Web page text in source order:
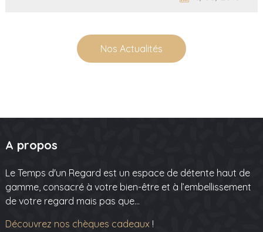
Nos Actualités
A propos
Le Temps d'un Regard est un espace de détente haut de
gamme, consacré à votre bien-être et à l’embellissement
de votre regard mais pas que…
Découvrez nos chèques cadeaux !